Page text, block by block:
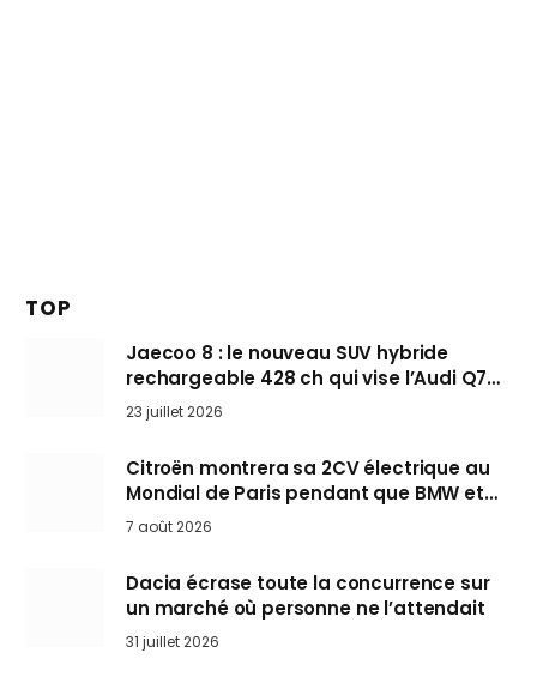
TOP
Jaecoo 8 : le nouveau SUV hybride
rechargeable 428 ch qui vise l’Audi Q7
arrive en Europe cet automne
23 juillet 2026
Citroën montrera sa 2CV électrique au
Mondial de Paris pendant que BMW et
Mini désertent le salon
7 août 2026
Dacia écrase toute la concurrence sur
un marché où personne ne l’attendait
31 juillet 2026